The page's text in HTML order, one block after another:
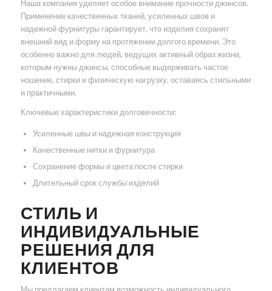
Наша компания уделяет особое внимание прочности джинсов.
Применение качественных тканей, усиленных швов и
надежной фурнитуры гарантирует, что изделия сохранят
внешний вид и форму на протяжении долгого времени. Это
особенно важно для людей, ведущих активный образ жизни,
которым нужны джинсы, способные выдерживать частое
ношение, стирки и физическую нагрузку, оставаясь стильными
и практичными.
Ключевые характеристики долговечности:
Усиленные швы и надежная конструкция
Качественные нитки и фурнитура
Сохранение формы и цвета после стирки
Длительный срок службы изделий
СТИЛЬ И
ИНДИВИДУАЛЬНЫЕ
РЕШЕНИЯ ДЛЯ
КЛИЕНТОВ
Мы предлагаем клиентам возможность индивидуального